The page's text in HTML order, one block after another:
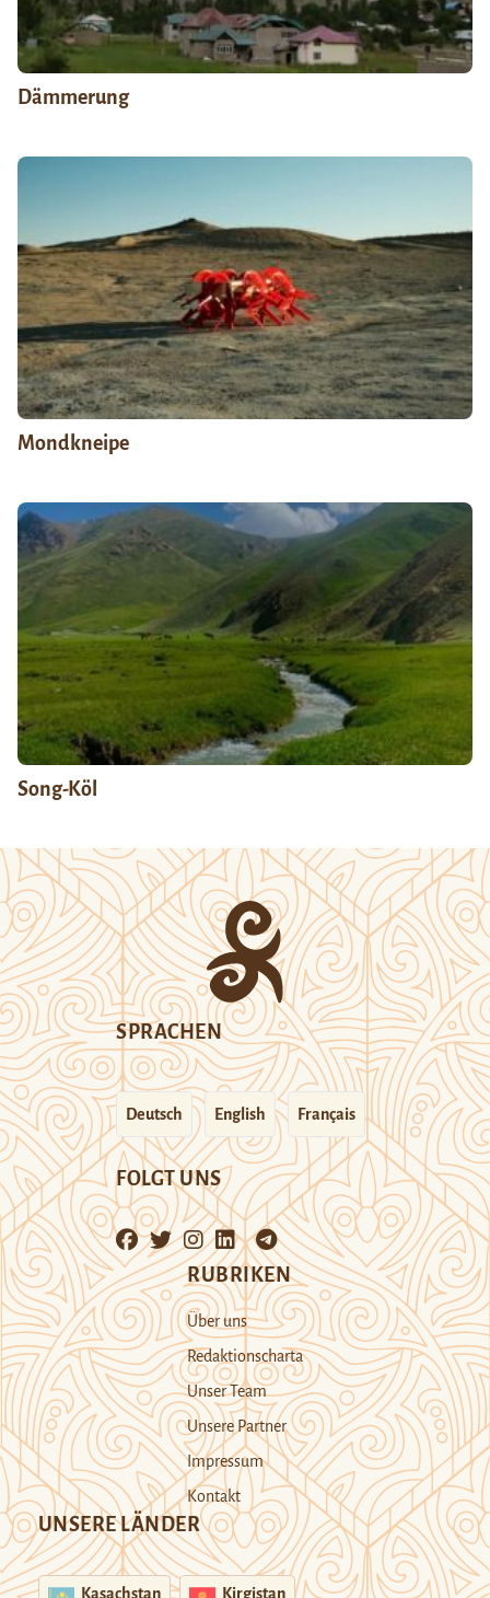
Dämmerung
Mondkneipe
Song-Köl
SPRACHEN
Deutsch English Français
FOLGT UNS
RUBRIKEN
Über uns
Redaktionscharta
Unser Team
Unsere Partner
Impressum
Kontakt
UNSERE LÄNDER
Kasachstan Kirgistan